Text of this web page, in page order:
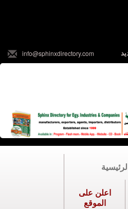
info@sphinxdirectory.com
اعلن على
الموقع